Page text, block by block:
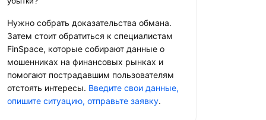
Нужно собрать доказательства обмана.
Затем стоит обратиться к специалистам
FinSpace, которые собирают данные о
мошенниках на финансовых рынках и
помогают пострадавшим пользователям
отстоять интересы. Введите свои данные,
опишите ситуацию, отправьте заявку.